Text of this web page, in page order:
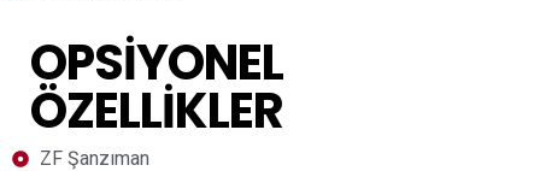
OPSIYONEL
ÖZELLIKLER
ZF Şanzıman